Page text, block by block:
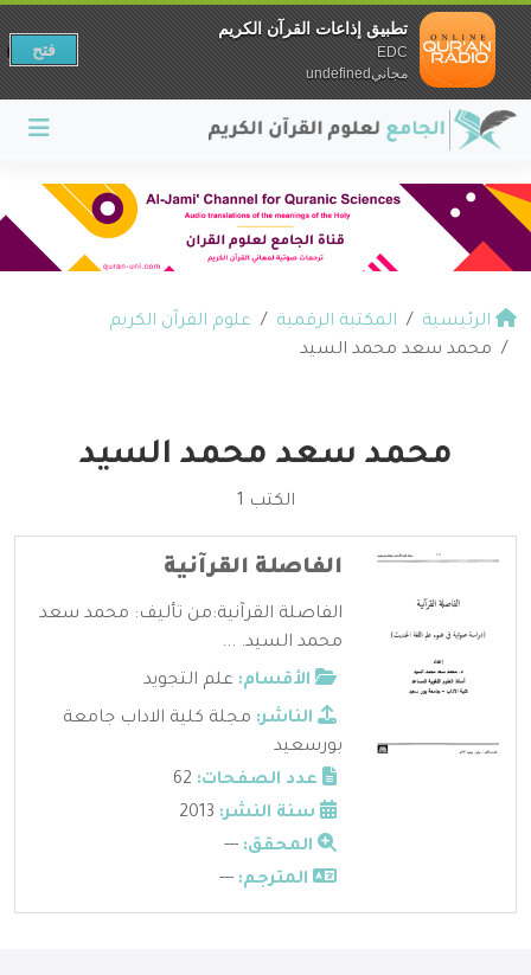
الرئيسية المكتبة الرقمية
علوم القرآن الكريم
محمد سعد محمد السيد
محمد سعد محمد السيد
الكتب 1
الفاصلة القرآنية
الفاصلة القرآنية:من تأليف: محمد سعد
محمد السيد. ...
الأقسام: علم التجويد
الناشر: مجلة كلية الاداب جامعة
بورسعيد
عدد الصفحات:
سنة النشر:
المحقق: ---
المترجم: ---
تطبيق إذاعات القرآن الكريم
EDC
مجانيundefined
فتح